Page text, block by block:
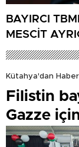
BAYIRCI
MESCİT
Kütahya'dan Haber
Filistin
Gazze